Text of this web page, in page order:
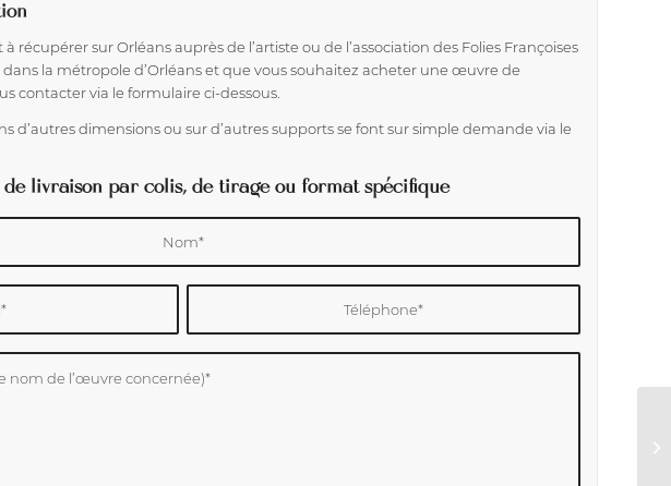
récupérer sur Orléans auprès de l’artiste ou de l’association des Folies Françoises
dans la métropole d’Orléans et que vous souhaitez acheter une œuvre de
contacter via le formulaire ci-dessous.
d’autres dimensions ou sur d’autres supports se font sur simple demande via le
de livraison par colis, de tirage ou format spécifique